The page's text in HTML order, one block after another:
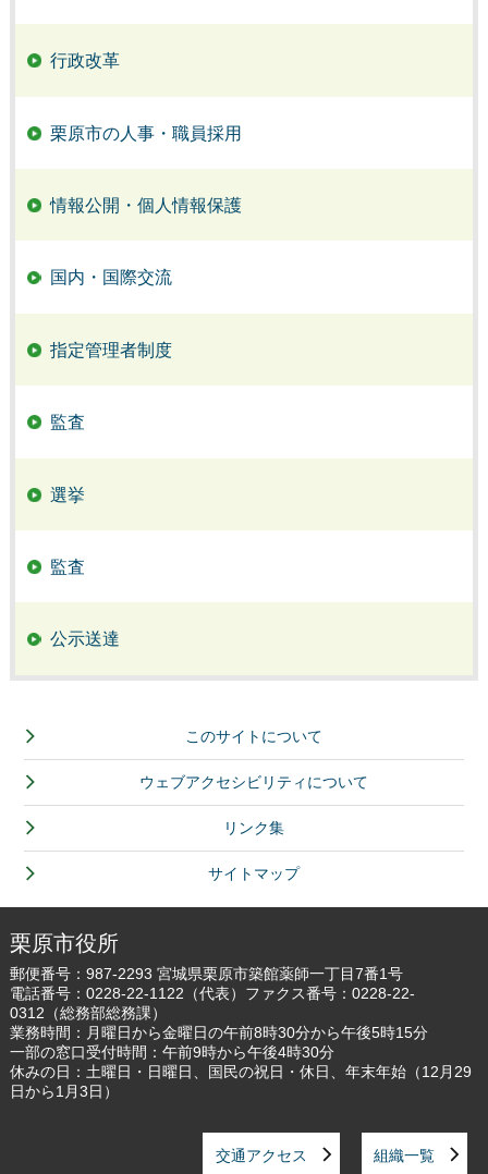
行政改革
栗原市の人事・職員採用
情報公開・個人情報保護
国内・国際交流
指定管理者制度
監査
選挙
監査
公示送達
このサイトについて
ウェブアクセシビリティについて
リンク集
サイトマップ
栗原市役所
郵便番号：987-2293 宮城県栗原市築館薬師一丁目7番1号
電話番号： 0228-22-1122 （代表）ファクス番号：0228-22-
0312（総務部総務課）
業務時間：月曜日から金曜日の午前8時30分から午後5時15分
一部の窓口受付時間：午前9時から午後4時30分
休みの日：土曜日・日曜日、国民の祝日・休日、年末年始（12月29
日から1月3日）
交通アクセス 組織一覧